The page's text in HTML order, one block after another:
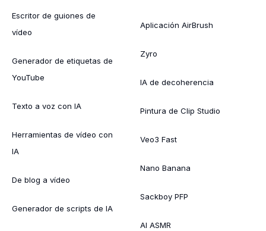
Escritor de guiones de
vídeo
Generador de etiquetas de
YouTube
Texto a voz con IA
Herramientas de vídeo con
IA
De blog a vídeo
Generador de scripts de IA
Aplicación AirBrush
Zyro
IA de decoherencia
Pintura de Clip Studio
Veo3 Fast
Nano Banana
Sackboy PFP
AI ASMR